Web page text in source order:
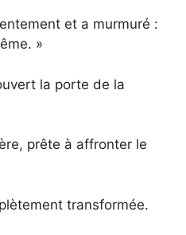
et a murmuré :
»
la porte de la
prête à affronter le
transformée.